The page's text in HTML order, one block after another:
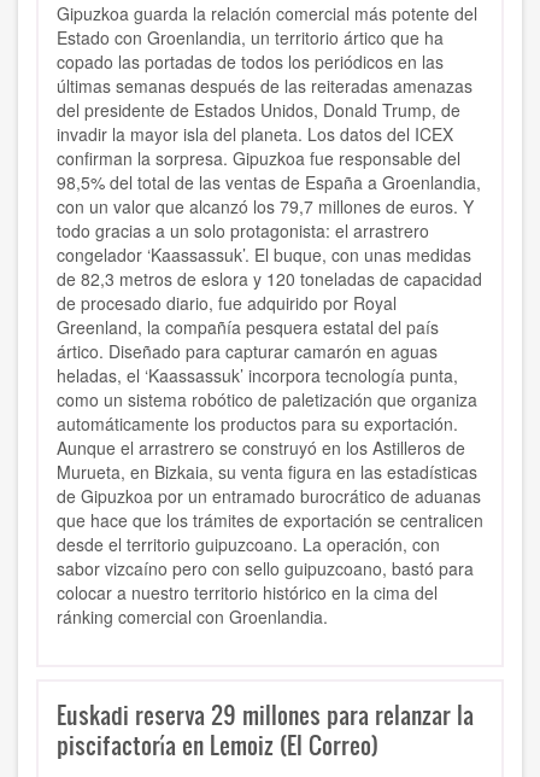
Gipuzkoa guarda la relación comercial más potente del
Estado con Groenlandia, un territorio ártico que ha
copado las portadas de todos los periódicos en las
últimas semanas después de las reiteradas amenazas
del presidente de Estados Unidos, Donald Trump, de
invadir la mayor isla del planeta. Los datos del ICEX
confirman la sorpresa. Gipuzkoa fue responsable del
98,5% del total de las ventas de España a Groenlandia,
con un valor que alcanzó los 79,7 millones de euros. Y
todo gracias a un solo protagonista: el arrastrero
congelador ‘Kaassassuk’. El buque, con unas medidas
de 82,3 metros de eslora y 120 toneladas de capacidad
de procesado diario, fue adquirido por Royal
Greenland, la compañía pesquera estatal del país
ártico. Diseñado para capturar camarón en aguas
heladas, el ‘Kaassassuk’ incorpora tecnología punta,
como un sistema robótico de paletización que organiza
automáticamente los productos para su exportación.
Aunque el arrastrero se construyó en los Astilleros de
Murueta, en Bizkaia, su venta figura en las estadísticas
de Gipuzkoa por un entramado burocrático de aduanas
que hace que los trámites de exportación se centralicen
desde el territorio guipuzcoano. La operación, con
sabor vizcaíno pero con sello guipuzcoano, bastó para
colocar a nuestro territorio histórico en la cima del
ránking comercial con Groenlandia.
Euskadi reserva 29 millones para relanzar la
piscifactoría en Lemoiz (El Correo)